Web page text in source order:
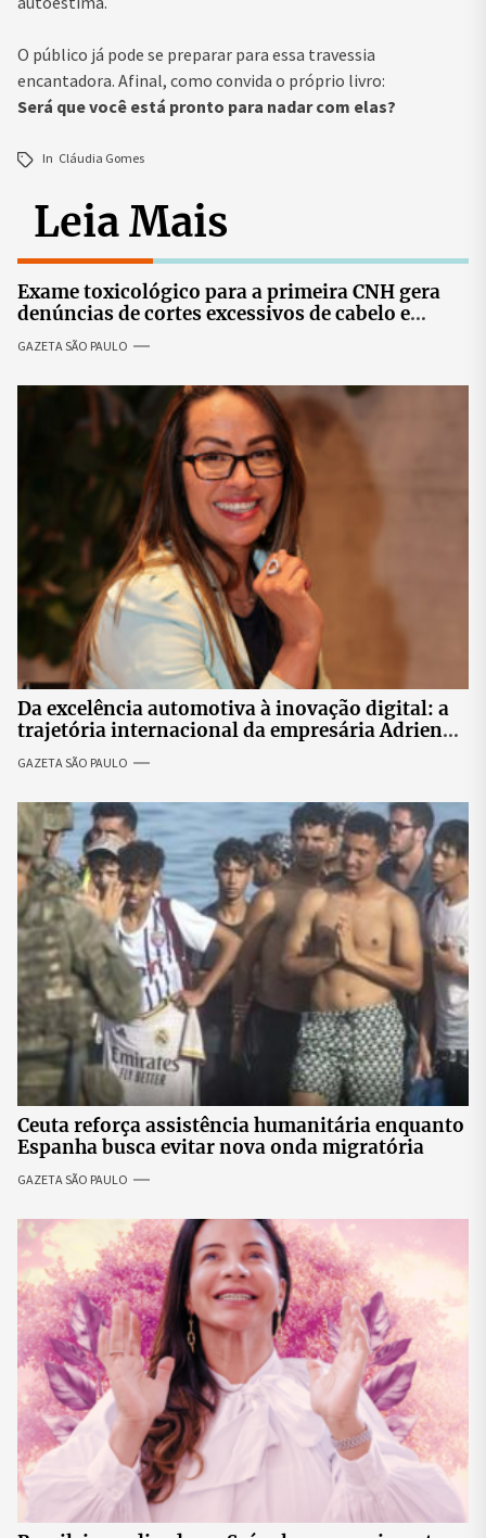
O público já pode se preparar para essa travessia
encantadora. Afinal, como convida o próprio livro:
Será que você está pronto para nadar com elas?
In Cláudia Gomes
Leia Mais
Exame toxicológico para a primeira CNH gera
denúncias de cortes excessivos de cabelo e
revolta entre candidatas
GAZETA SÃO PAULO
Da excelência automotiva à inovação digital: a
trajetória internacional da empresária Adriene
GAZETA SÃO PAULO
Ceuta reforça assistência humanitária enquanto
Espanha busca evitar nova onda migratória
GAZETA SÃO PAULO